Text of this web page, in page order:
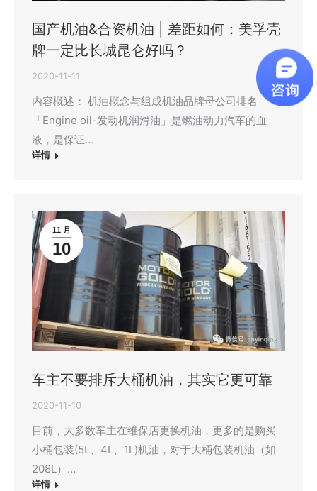
国产机油&合资机油 | 差距如何：美孚壳
牌一定比长城昆仑好吗？
2020-11-11
内容概述： 机油概念与组成机油品牌母公司排名
「Engine oil-发动机润滑油」是燃油动力汽车的血
液，是保证…
详情
11 月
10
车主不要排斥大桶机油，其实它更可靠
2020-11-10
目前，大多数车主在维保店更换机油，更多的是购买
小桶包装(5L、4L、1L)机油，对于大桶包装机油（如
208L）…
详情